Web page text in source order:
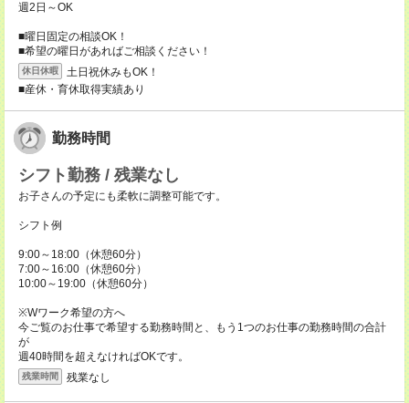
週2日～OK
■曜日固定の相談OK！
■希望の曜日があればご相談ください！
休日休暇
土日祝休みもOK！
■産休・育休取得実績あり
勤務時間
シフト勤務 / 残業なし
お子さんの予定にも柔軟に調整可能です。
シフト例
9:00～18:00（休憩60分）
7:00～16:00（休憩60分）
10:00～19:00（休憩60分）
※Wワーク希望の方へ
今ご覧のお仕事で希望する勤務時間と、もう1つのお仕事の勤務時間の合計
が
週40時間を超えなければOKです。
残業時間 残業なし